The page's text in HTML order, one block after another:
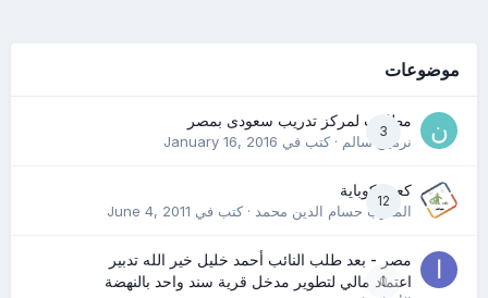
موضوعات
3
مطلوب لمركز تدريب سعودى بمصر
نرمين سالم· كتب في January 16, 2016
12
كعب كوباية
المدرب حسام الدين محمد· كتب في June 4, 2011
0
مصر - بعد طلب النائب أحمد خليل خير الله تدبير
اعتماد مالي لتطوير مدخل قرية سند واحد بالنهضة